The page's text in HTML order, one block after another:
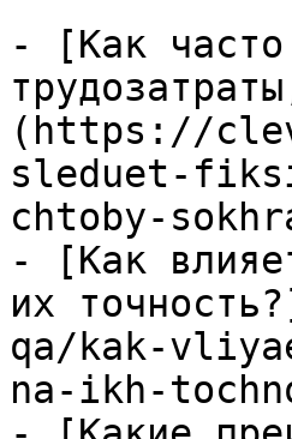
- [Как часто
(https://
sleduet-
chtoby-
- [Как
их
qa/kak-
na-ikh-